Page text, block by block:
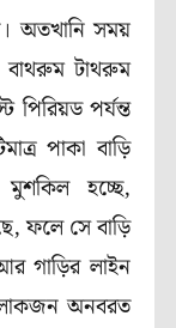
অতখানি সময়
বাথরুম টাথরুম
পিরিয়ড পর্যন্ত
পাকা বাড়ি
হচ্ছে,
ফলে সে বাড়ি
গাড়ির লাইন
লোকজন অনবরত